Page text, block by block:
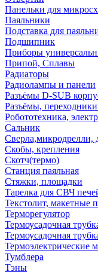
Панельки для
Паяльники
Подставка для
Подшипник
Приборы
Припой, Сплавы
Радиаторы
Радиолампы и панели
Разъёмы D-SUB
Разъёмы,
Робототехника,
Сальник
Сверла,микродрелли,
Скобы, крепления
Скотч(термо)
Станция паяльная
Стяжки, площадки
Тарелка для СВЧ
Текстолит, макетные
Терморегулятор
Термоусадочная
Термоусадочная
Термоэлектрические
Тумблера
Тэны